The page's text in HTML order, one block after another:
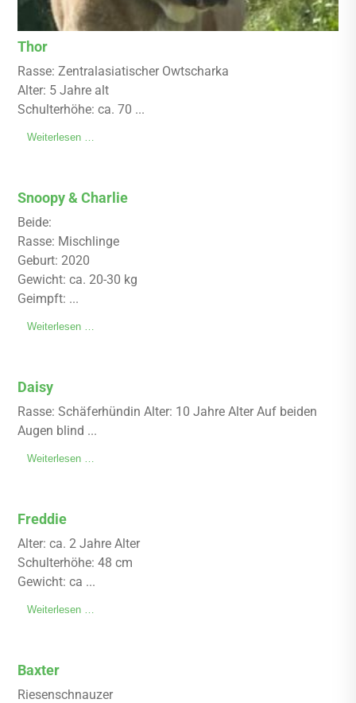
Thor
Rasse: Zentralasiatischer Owtscharka
Alter: 5 Jahre alt
Schulterhöhe: ca. 70 ...
Weiterlesen …
Snoopy & Charlie
Beide:
Rasse: Mischlinge
Geburt: 2020
Gewicht: ca. 20-30 kg
Geimpft: ...
Weiterlesen …
Daisy
Rasse: Schäferhündin Alter: 10 Jahre Alter Auf beiden
Augen blind ...
Weiterlesen …
Freddie
Alter: ca. 2 Jahre Alter
Schulterhöhe: 48 cm
Gewicht: ca ...
Weiterlesen …
Baxter
Riesenschnauzer